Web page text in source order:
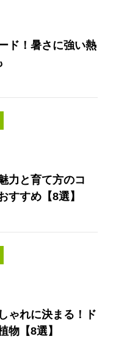
ド！暑さに強い熱
力と育て方のコ
すめ【8選】
ゃれに決まる！ド
物【8選】